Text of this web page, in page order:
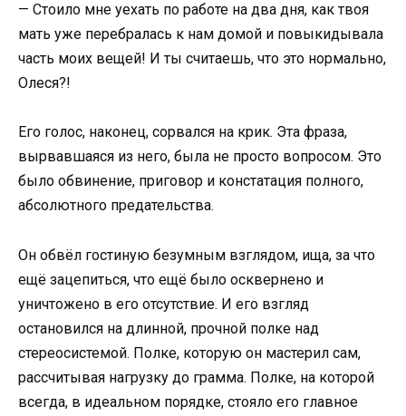
— Стоило мне уехать по работе на два дня, как твоя
мать уже перебралась к нам домой и повыкидывала
часть моих вещей! И ты считаешь, что это нормально,
Олеся?!
Его голос, наконец, сорвался на крик. Эта фраза,
вырвавшаяся из него, была не просто вопросом. Это
было обвинение, приговор и констатация полного,
абсолютного предательства.
Он обвёл гостиную безумным взглядом, ища, за что
ещё зацепиться, что ещё было осквернено и
уничтожено в его отсутствие. И его взгляд
остановился на длинной, прочной полке над
стереосистемой. Полке, которую он мастерил сам,
рассчитывая нагрузку до грамма. Полке, на которой
всегда, в идеальном порядке, стояло его главное